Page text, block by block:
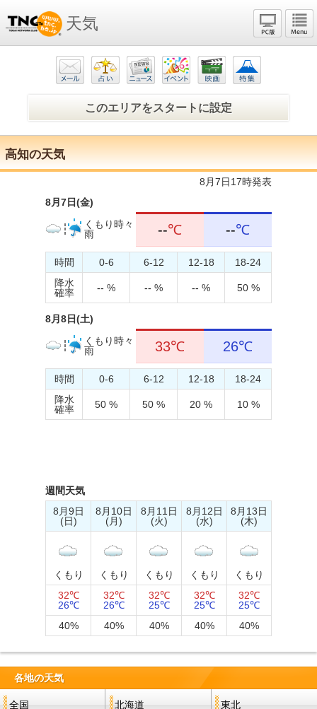
天気
このエリアをスタートに設定
高知の天気
8月7日17時発表
8月7日(金)
くもり時々
雨
--℃ --℃
時間 0-6 6-12 12-18
18-24
降水
確率
-- % -- % -- % 50 %
8月8日(土)
くもり時々
雨
33℃ 26℃
時間 0-6 6-12 12-18
18-24
降水
確率
50 % 50 % 20 % 10 %
週間天気
8月9日
(日)
8月10日
(月)
8月11日
(火)
8月12日
(水)
8月13日
(木)
くもり くもり くもり くもり
くもり
32℃
26℃
32℃
26℃
32℃
25℃
32℃
25℃
32℃
25℃
40%
40% 40% 40% 40%
各地の天気
全国 北海道 東北